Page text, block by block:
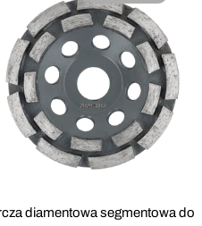
diamentowa segmentowa do